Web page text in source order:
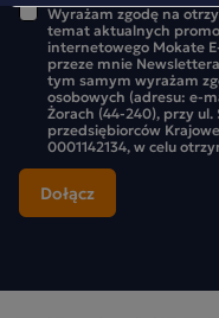
Wyrażam zgodę na
temat aktualnych
internetowego Mokate
przeze mnie
tym samym wyrażam
osobowych (adresu: e-
Żorach (44-240), przy
przedsiębiorców
0001142134, w celu